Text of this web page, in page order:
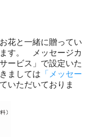
花と一緒に贈ってい
す。 メッセージカ
ービス」で設定いた
ましては 「メッセー
いただいておりま